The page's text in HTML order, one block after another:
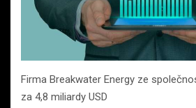
Firma Breakwater Energy ze
za 4,8 miliardy USD